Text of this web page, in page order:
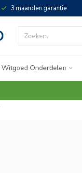
3 maanden garantie
Witgoed Onderdelen